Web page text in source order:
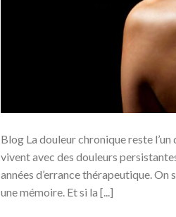
Blog La douleur chronique reste
vivent avec des douleurs
années d’errance thérapeutique.
une mémoire. Et si la [...]